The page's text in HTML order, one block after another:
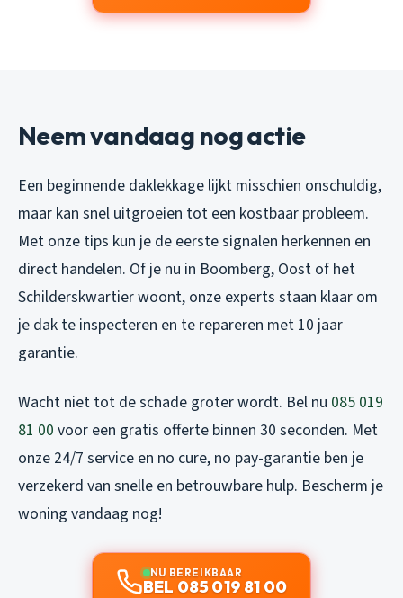
Neem vandaag nog actie
Een beginnende daklekkage lijkt misschien onschuldig,
maar kan snel uitgroeien tot een kostbaar probleem.
Met onze tips kun je de eerste signalen herkennen en
direct handelen. Of je nu in Boomberg, Oost of het
Schilderskwartier woont, onze experts staan klaar om
je dak te inspecteren en te repareren met 10 jaar
garantie.
Wacht niet tot de schade groter wordt. Bel nu 085 019
81 00 voor een gratis offerte binnen 30 seconden. Met
onze 24/7 service en no cure, no pay-garantie ben je
verzekerd van snelle en betrouwbare hulp. Bescherm je
woning vandaag nog!
NU BEREIKBAAR
BEL 085 019 81 00